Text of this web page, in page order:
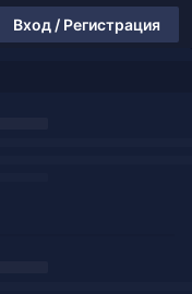
Вход / Регистрация